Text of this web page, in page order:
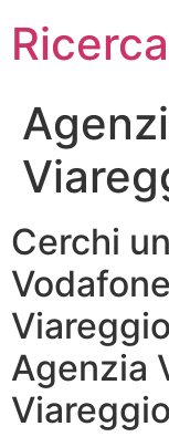
Cerchi
Agenzia
Viareggio